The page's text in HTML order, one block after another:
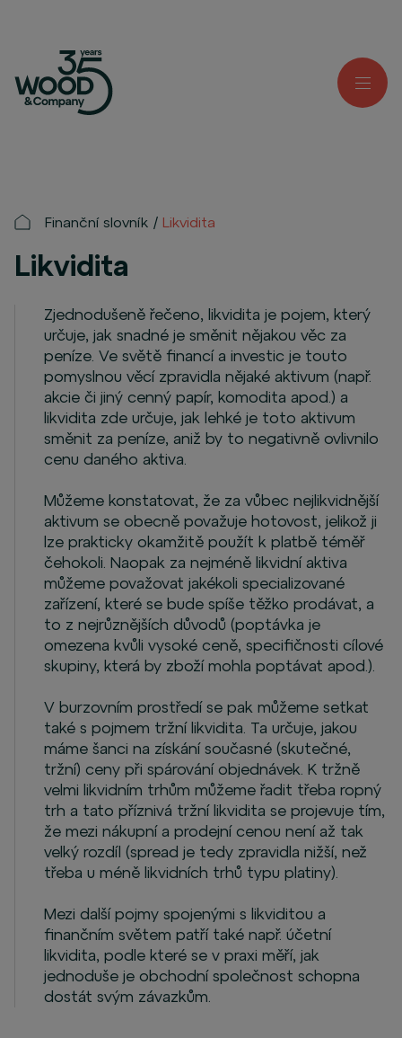
Finanční slovník Likvidita
Likvidita
Zjednodušeně řečeno, likvidita je pojem, který
určuje, jak snadné je směnit nějakou věc za
peníze. Ve světě financí a investic je touto
pomyslnou věcí zpravidla nějaké aktivum (např.
akcie či jiný cenný papír, komodita apod.) a
likvidita zde určuje, jak lehké je toto aktivum
směnit za peníze, aniž by to negativně ovlivnilo
cenu daného aktiva.
Můžeme konstatovat, že za vůbec nejlikvidnější
aktivum se obecně považuje hotovost, jelikož ji
lze prakticky okamžitě použít k platbě téměř
čehokoli. Naopak za nejméně likvidní aktiva
můžeme považovat jakékoli specializované
zařízení, které se bude spíše těžko prodávat, a
to z nejrůznějších důvodů (poptávka je
omezena kvůli vysoké ceně, specifičnosti cílové
skupiny, která by zboží mohla poptávat apod.).
V burzovním prostředí se pak můžeme setkat
také s pojmem tržní likvidita. Ta určuje, jakou
máme šanci na získání současné (skutečné,
tržní) ceny při spárování objednávek. K tržně
velmi likvidním trhům můžeme řadit třeba ropný
trh a tato příznivá tržní likvidita se projevuje tím,
že mezi nákupní a prodejní cenou není až tak
velký rozdíl (spread je tedy zpravidla nižší, než
třeba u méně likvidních trhů typu platiny).
Mezi další pojmy spojenými s likviditou a
finančním světem patří také např. účetní
likvidita, podle které se v praxi měří, jak
jednoduše je obchodní společnost schopna
dostát svým závazkům.